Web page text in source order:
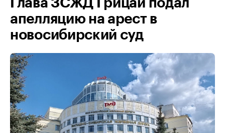
Глава ЗСЖД Грицай подал
апелляцию на арест в
новосибирский суд